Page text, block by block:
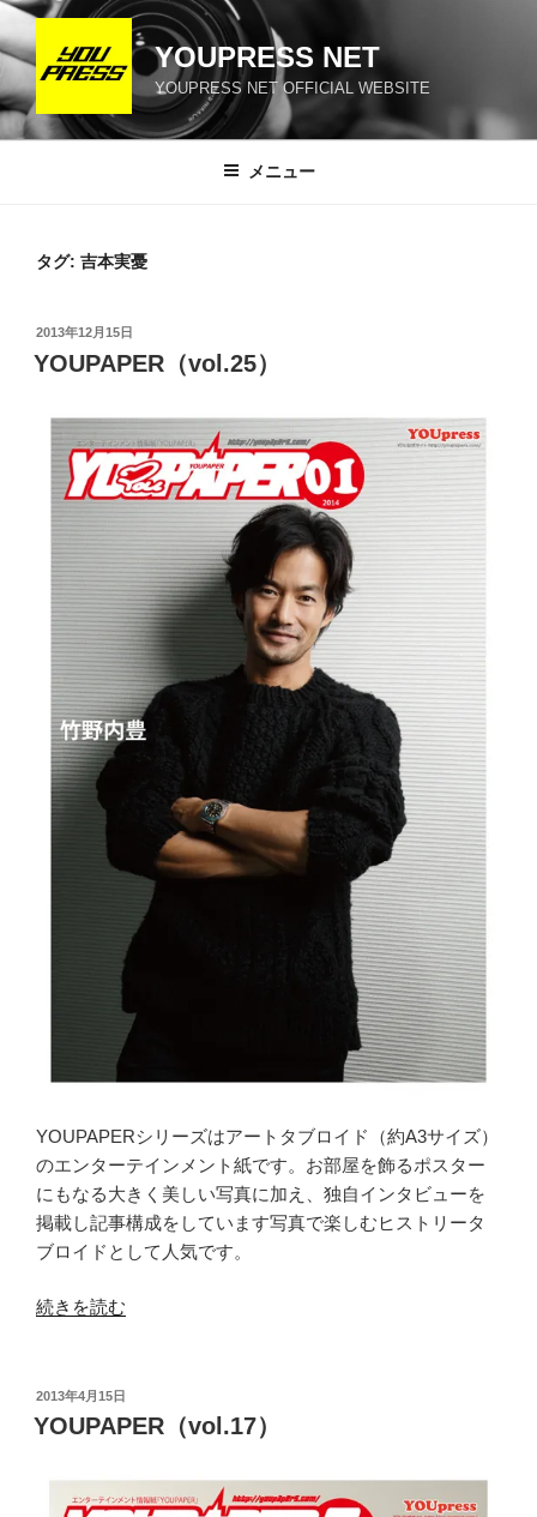
コ
ン
ン
YOUPRESS NET
YOUPRESS NET OFFICIAL WEBSITE
メニュー
タグ: 吉本実憂
投
稿
日:
2013年12月15日
YOUPAPER（vol.25）
YOUPAPERシリーズはアートタブロイド（約A3サイズ）
のエンターテインメント紙です。お部屋を飾るポスター
にもなる大きく美しい写真に加え、独自インタビューを
掲載し記事構成をしています写真で楽しむヒストリータ
ブロイドとして人気です。
“YOUPAPER（vol.25）”
続きを読む
投
稿
日:
2013年4月15日
YOUPAPER（vol.17）